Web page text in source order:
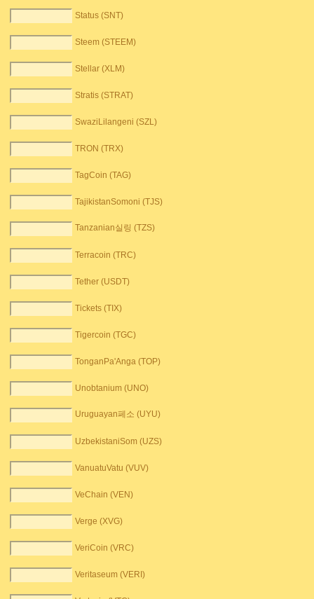
Status (SNT)
Steem (STEEM)
Stellar (XLM)
Stratis (STRAT)
SwaziLilangeni (SZL)
TRON (TRX)
TagCoin (TAG)
TajikistanSomoni (TJS)
Tanzanian실링 (TZS)
Terracoin (TRC)
Tether (USDT)
Tickets (TIX)
Tigercoin (TGC)
TonganPa'Anga (TOP)
Unobtanium (UNO)
Uruguayan페소 (UYU)
UzbekistaniSom (UZS)
VanuatuVatu (VUV)
VeChain (VEN)
Verge (XVG)
VeriCoin (VRC)
Veritaseum (VERI)